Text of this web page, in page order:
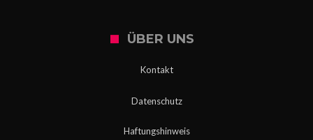
ÜBER UNS
Kontakt
Datenschutz
Haftungshinweis